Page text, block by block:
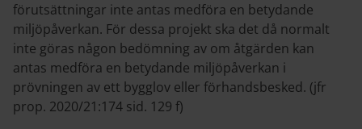
förutsättningar inte antas medföra en betydande
miljöpåverkan. För dessa projekt ska det då normalt
inte göras någon bedömning av om åtgärden kan
antas medföra en betydande miljöpåverkan i
prövningen av ett bygglov eller förhandsbesked. (jfr
prop. 2020/21:174 sid. 129 f)